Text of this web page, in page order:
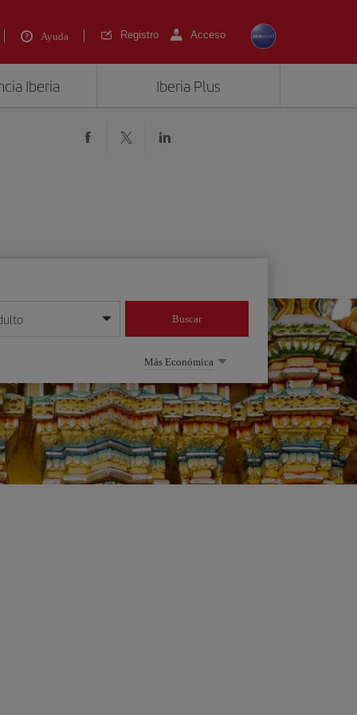
Ayuda Registro Acceso
Iberia Iberia Plus
mes/año
Buscar
Más Económica